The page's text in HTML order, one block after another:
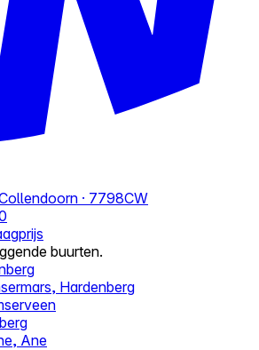
· 7798CW
buurten.
Hardenberg
Ane